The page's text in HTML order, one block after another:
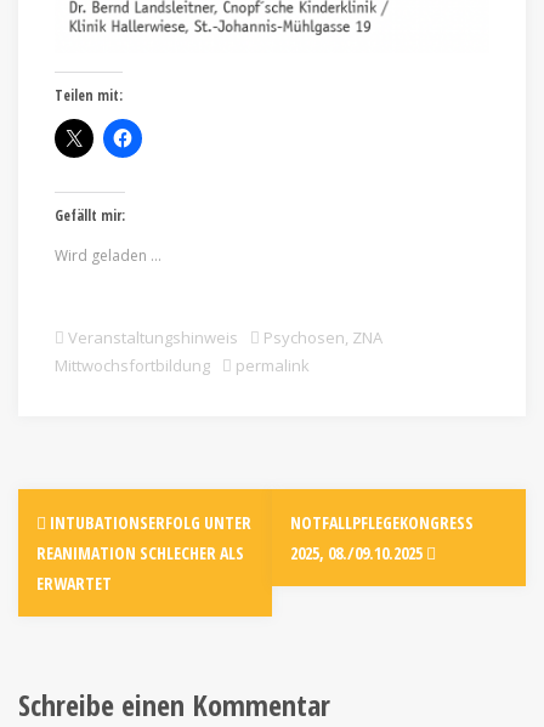
Teilen mit:
Gefällt mir:
Wird geladen …
Veranstaltungshinweis Psychosen, ZNA
Mittwochsfortbildung
permalink
INTUBATIONSERFOLG UNTER
REANIMATION SCHLECHER ALS
ERWARTET
NOTFALLPFLEGEKONGRESS
2025, 08./09.10.2025
Schreibe einen Kommentar